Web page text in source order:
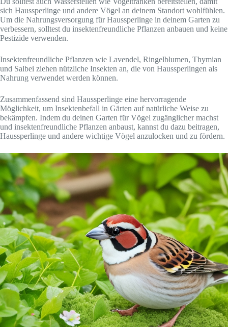
sich Haussperlinge und andere Vögel an deinem Standort wohlfühlen.
Um die Nahrungsversorgung für Haussperlinge in deinem Garten zu
verbessern, solltest du insektenfreundliche Pflanzen anbauen und keine
Pestizide verwenden.
Insektenfreundliche Pflanzen wie Lavendel, Ringelblumen, Thymian
und Salbei ziehen nützliche Insekten an, die von Haussperlingen als
Nahrung verwendet werden können.
Zusammenfassend sind Haussperlinge eine hervorragende
Möglichkeit, um Insektenbefall in Gärten auf natürliche Weise zu
bekämpfen. Indem du deinen Garten für Vögel zugänglicher machst
und insektenfreundliche Pflanzen anbaust, kannst du dazu beitragen,
Haussperlinge und andere wichtige Vögel anzulocken und zu fördern.